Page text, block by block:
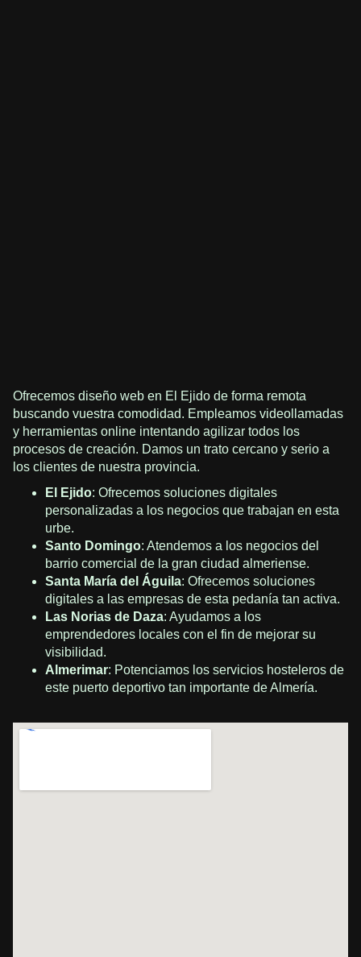
Ofrecemos diseño web en El Ejido de forma remota
buscando vuestra comodidad. Empleamos videollamadas
y herramientas online intentando agilizar todos los
procesos de creación. Damos un trato cercano y serio a
los clientes de nuestra provincia.
El Ejido: Ofrecemos soluciones digitales
personalizadas a los negocios que trabajan en esta
urbe.
Santo Domingo: Atendemos a los negocios del
barrio comercial de la gran ciudad almeriense.
Santa María del Águila: Ofrecemos soluciones
digitales a las empresas de esta pedanía tan activa.
Las Norias de Daza: Ayudamos a los
emprendedores locales con el fin de mejorar su
visibilidad.
Almerimar: Potenciamos los servicios hosteleros de
este puerto deportivo tan importante de Almería.